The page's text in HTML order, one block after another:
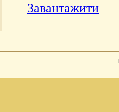
Завантажити